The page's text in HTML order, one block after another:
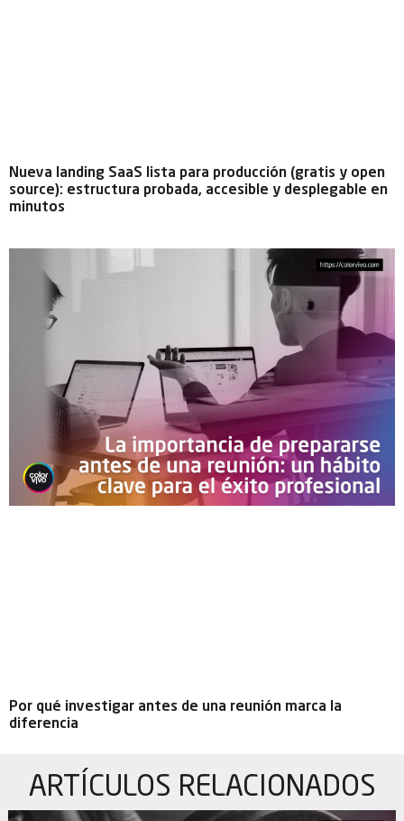
Nueva landing SaaS lista para producción (gratis y open
source): estructura probada, accesible y desplegable en
minutos
Por qué investigar antes de una reunión marca la
diferencia
ARTÍCULOS RELACIONADOS